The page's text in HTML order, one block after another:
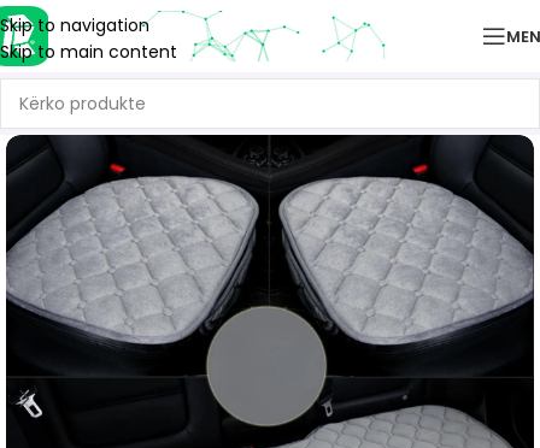
Skip to navigation
Skip to main content